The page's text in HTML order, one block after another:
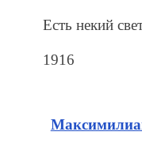
Есть некий
1916